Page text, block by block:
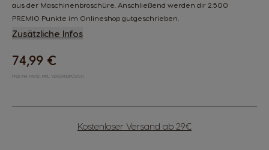
aus der Maschinenbroschüre. Anschließend werden dir 2.500
PREMIO Punkte im Onlineshop gutgeschrieben.
Zusätzliche Infos
74,99 €
Preis inkl. MwSt., INKL. VERSANDKOSTEN
Kostenloser Versand ab 29€